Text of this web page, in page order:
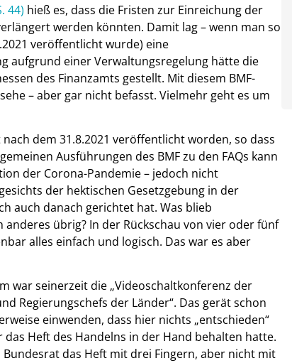
44) hieß es, dass die Fristen zur Einreichung der
werden könnten. Damit lag – wenn man so
veröffentlicht wurde) eine
aufgrund einer Verwaltungsregelung hätte die
des Finanzamts gestellt. Mit diesem BMF-
– aber gar nicht befasst. Vielmehr geht es um
dem 31.8.2021 veröffentlicht worden, so dass
Ausführungen des BMF zu den FAQs kann
der Corona-Pandemie – jedoch nicht
der hektischen Gesetzgebung in der
auch danach gerichtet hat. Was blieb
übrig? In der Rückschau von vier oder fünf
alles einfach und logisch. Das war es aber
war seinerzeit die „Videoschaltkonferenz der
Regierungschefs der Länder“. Das gerät schon
einwenden, dass hier nichts „entschieden“
Heft des Handelns in der Hand behalten hatte.
das Heft mit drei Fingern, aber nicht mit